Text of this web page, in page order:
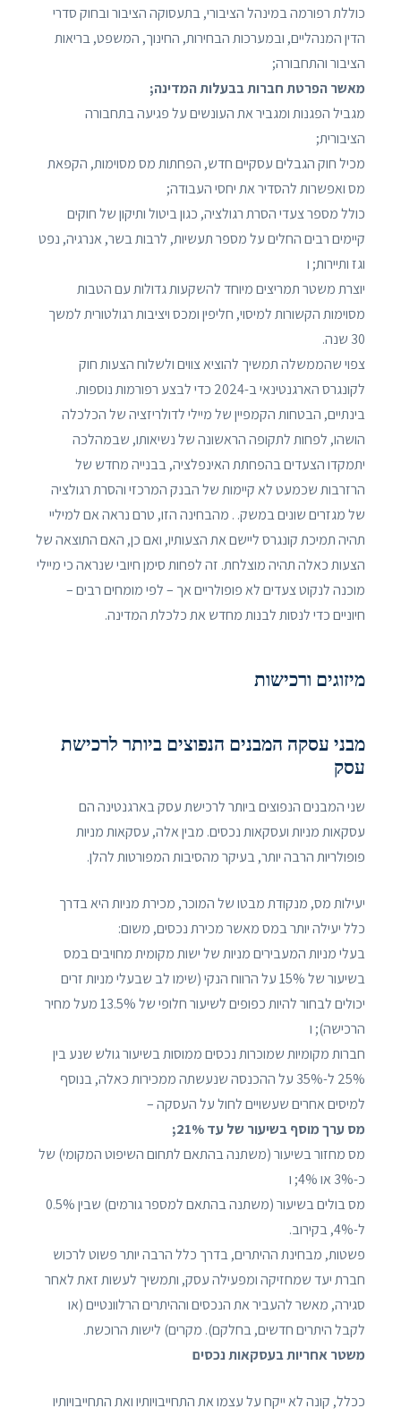
כוללת רפורמה במינהל הציבורי, בתעסוקה הציבור ובחוק סדרי
הדין המנהליים, ובמערכות הבחירות, החינוך, המשפט, בריאות
הציבור והתחבורה;
מאשר הפרטת חברות בבעלות המדינה;
מגביל הפגנות ומגביר את העונשים על פגיעה בתחבורה
הציבורית;
מכיל חוק הגבלים עסקיים חדש, הפחתות מס מסוימות, הקפאת
מס ואפשרות להסדיר את יחסי העבודה;
כולל מספר צעדי הסרת רגולציה, כגון ביטול ותיקון של חוקים
קיימים רבים החלים על מספר תעשיות, לרבות בשר, אנרגיה, נפט
וגז ותיירות; ו
יוצרת משטר תמריצים מיוחד להשקעות גדולות עם הטבות
מסוימות הקשורות למיסוי, חליפין ומכס ויציבות רגולטורית למשך
30 שנה.
צפוי שהממשלה תמשיך להוציא צווים ולשלוח הצעות חוק
לקונגרס הארגנטינאי ב-2024 כדי לבצע רפורמות נוספות.
בינתיים, הבטחות הקמפיין של מיילי לדולריזציה של הכלכלה
הושהו, לפחות לתקופה הראשונה של נשיאותו, שבמהלכה
יתמקדו הצעדים בהפחתת האינפלציה, בבנייה מחדש של
הרזרבות שכמעט לא קיימות של הבנק המרכזי והסרת רגולציה
של מגזרים שונים במשק. . מהבחינה הזו, טרם נראה אם ​​למיליי
תהיה תמיכת קונגרס ליישם את הצעותיו, ואם כן, האם התוצאה של
הצעות כאלה תהיה מוצלחת. זה לפחות סימן חיובי שנראה כי מיילי
מוכנה לנקוט צעדים לא פופולריים אך – לפי מומחים רבים –
חיוניים כדי לנסות לבנות מחדש את כלכלת המדינה.
מיזוגים ורכישות
מבני עסקה המבנים הנפוצים ביותר לרכישת
עסק
שני המבנים הנפוצים ביותר לרכישת עסק בארגנטינה הם
עסקאות מניות ועסקאות נכסים. מבין אלה, עסקאות מניות
פופולריות הרבה יותר, בעיקר מהסיבות המפורטות להלן.
יעילות מס, מנקודת מבטו של המוכר, מכירת מניות היא בדרך
כלל יעילה יותר במס מאשר מכירת נכסים, משום:
בעלי מניות המעבירים מניות של ישות מקומית מחויבים במס
בשיעור של 15% על הרווח הנקי (שימו לב שבעלי מניות זרים
יכולים לבחור להיות כפופים לשיעור חלופי של 13.5% מעל מחיר
הרכישה); ו
חברות מקומיות שמוכרות נכסים ממוסות בשיעור גולש שנע בין
25% ל-35% על ההכנסה שנעשתה ממכירות כאלה, בנוסף
למיסים אחרים שעשויים לחול על העסקה –
מס ערך מוסף בשיעור של עד 21%;
מס מחזור בשיעור (משתנה בהתאם לתחום השיפוט המקומי) של
כ-3% או 4%; ו
מס בולים בשיעור (משתנה בהתאם למספר גורמים) שבין 0.5%
ל-4%, בקירוב.
פשטות, מבחינת ההיתרים, בדרך כלל הרבה יותר פשוט לרכוש
חברת יעד שמחזיקה ומפעילה עסק, ותמשיך לעשות זאת לאחר
סגירה, מאשר להעביר את הנכסים וההיתרים הרלוונטיים (או
לקבל היתרים חדשים, בחלקם). מקרים) לישות הרוכשת.
משטר אחריות בעסקאות נכסים
ככלל, קונה לא ייקח על עצמו את התחייבויותיו ואת התחייבויותיו